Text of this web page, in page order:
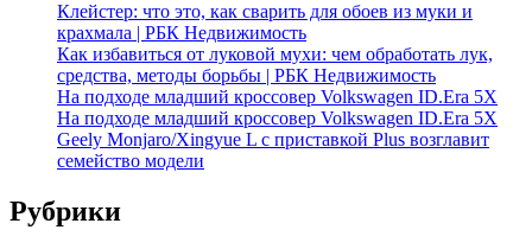
Клейстер: что это, как сварить для обоев из муки и
крахмала | РБК Недвижимость
Как избавиться от луковой мухи: чем обработать лук,
средства, методы борьбы | РБК Недвижимость
На подходе младший кроссовер Volkswagen ID.Era 5X
На подходе младший кроссовер Volkswagen ID.Era 5X
Geely Monjaro/Xingyue L с приставкой Plus возглавит
семейство модели
Рубрики